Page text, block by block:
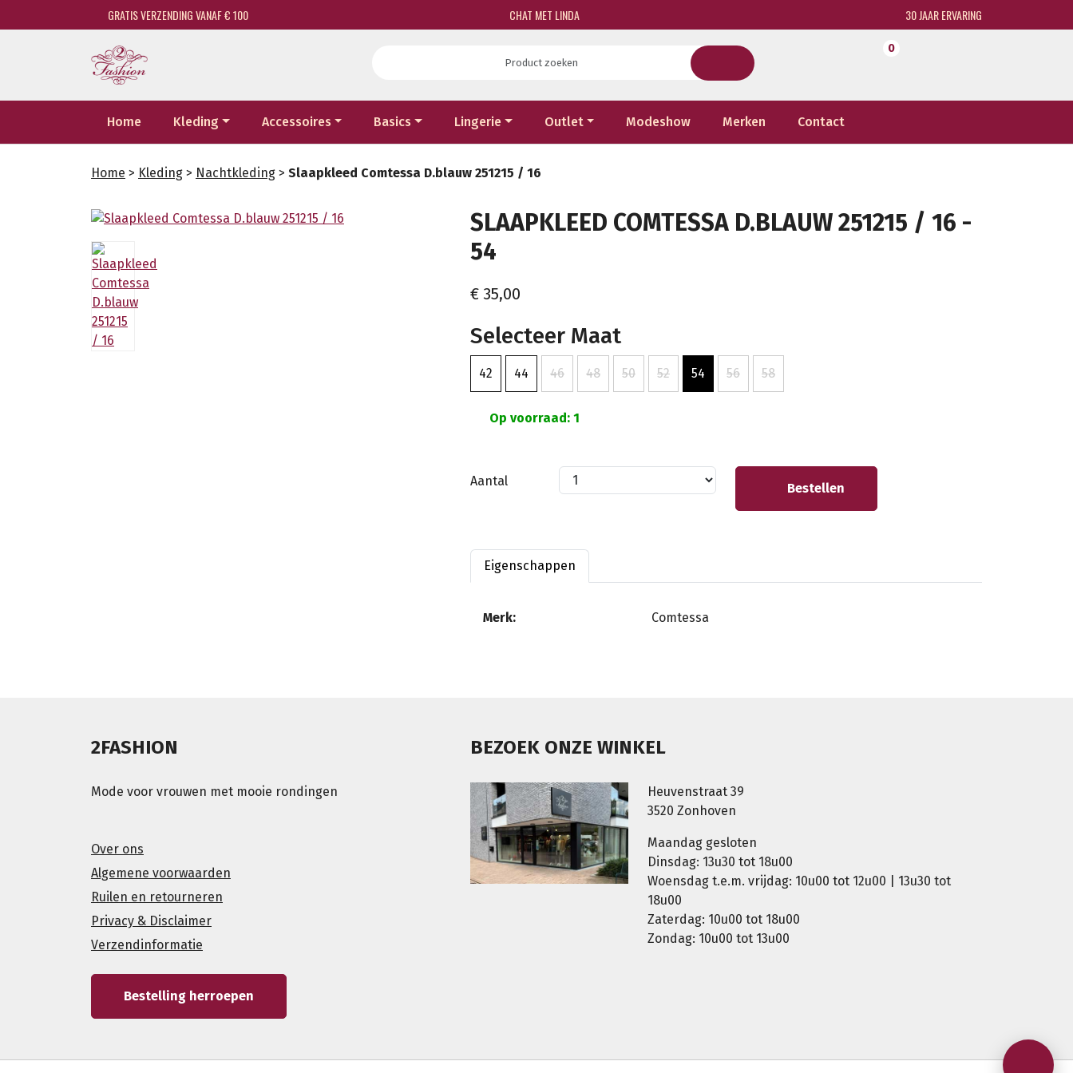
GRATIS VERZENDING VANAF € 100 CHAT MET LINDA 30 JAAR ERVARING
0
Home Kleding Accessoires Basics Lingerie Outlet Modeshow Merken Contact
Home > Kleding > Nachtkleding > Slaapkleed Comtessa D.blauw 251215 / 16
SLAAPKLEED COMTESSA D.BLAUW 251215 / 16 -
54
€ 35,00
Selecteer Maat
42 44 46 48 50 52 54 56 58
Op voorraad: 1
Aantal Bestellen
Eigenschappen
Merk: Comtessa
2FASHION
Mode voor vrouwen met mooie rondingen
Over ons
Algemene voorwaarden
Ruilen en retourneren
Privacy & Disclaimer
Verzendinformatie
Bestelling herroepen
BEZOEK ONZE WINKEL
Heuvenstraat 39
3520 Zonhoven
Maandag gesloten
Dinsdag: 13u30 tot 18u00
Woensdag t.e.m. vrijdag: 10u00 tot 12u00 | 13u30 tot
18u00
Zaterdag: 10u00 tot 18u00
Zondag: 10u00 tot 13u00